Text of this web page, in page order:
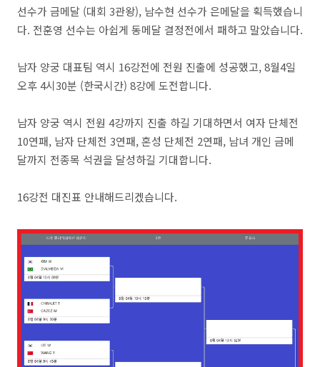
선수가 금메달 (대회 3관왕), 남수현 선수가 은메달을 획득했습니
다. 전훈영 선수는 아쉽게 동메달 결정전에서 패하고 말았습니다.
남자 양궁 대표팀 역시 16강전에 전원 진출에 성공했고, 8월4일
오후 4시30분 (한국시간) 8강에 도전합니다.
남자 양궁 역시 전원 4강까지 진출 하길 기대하면서 여자 단체전
10연패, 남자 단체전 3연패, 혼성 단체전 2연패, 남녀 개인 금메
달까지 전종목 석권을 달성하길 기대합니다.
16강전 대진표 안내해드리겠습니다.